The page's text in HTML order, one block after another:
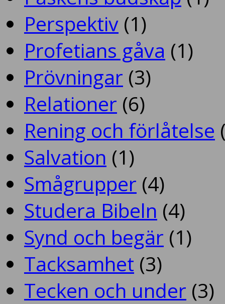
Perspektiv (1)
Profetians gåva (1)
Prövningar (3)
Relationer (6)
Rening och förlåtelse
Salvation (1)
Smågrupper (4)
Studera Bibeln (4)
Synd och begär (1)
Tacksamhet (3)
Tecken och under (3)